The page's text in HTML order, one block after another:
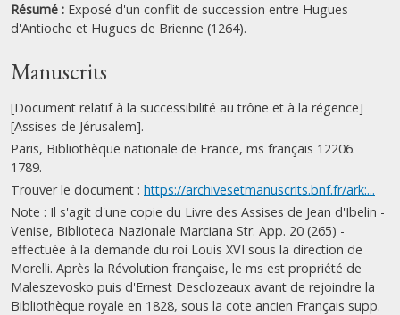
Résumé : Exposé d'un conflit de succession entre Hugues
d'Antioche et Hugues de Brienne (1264).
Manuscrits
[Document relatif à la successibilité au trône et à la régence]
[Assises de Jérusalem].
Paris, Bibliothèque nationale de France, ms français 12206.
1789.
Trouver le document : https://archivesetmanuscrits.bnf.fr/ark:...
Note : Il s'agit d'une copie du Livre des Assises de Jean d'Ibelin -
Venise, Biblioteca Nazionale Marciana Str. App. 20 (265) -
effectuée à la demande du roi Louis XVI sous la direction de
Morelli. Après la Révolution française, le ms est propriété de
Maleszevosko puis d'Ernest Desclozeaux avant de rejoindre la
Bibliothèque royale en 1828, sous la cote ancien Français supp.